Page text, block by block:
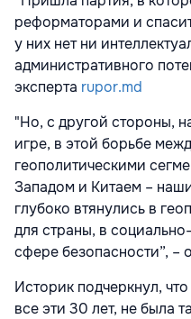
реформаторами и
у них нет ни
административного
эксперта rupor.md
"Но, с другой стороны,
игре, в этой борьбе
геополитическими
Западом и Китаем –
глубоко втянулись в
для страны, в
сфере безопасности”, –
Историк подчеркнул,
все эти 30 лет, не была